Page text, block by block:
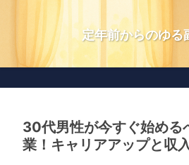
定年前からのゆる
30代男性が今すぐ始める
業！キャリアアップと収